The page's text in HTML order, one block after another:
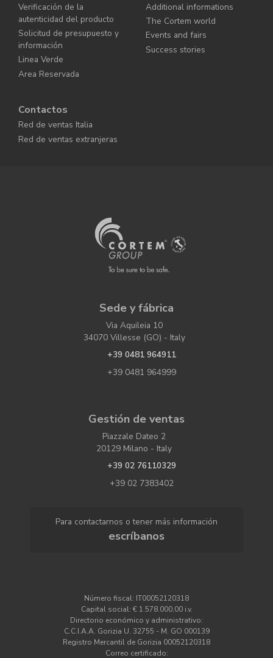
Verificación de la
autenticidad del producto
Solicitud de presupuesto y
información
Linea Verde
Area Reservada
Additional informations
The Cortem world
Events and fairs
Success stories
Contactos
Red de ventas Italia
Red de ventas extranjeras
Sede y fábrica
Via Aquileia 10
34070 Villesse (GO) - Italy
+39 0481 964911
+39 0481 964999
Gestión de ventas
Piazzale Dateo 2
20129 Milano - Italy
+39 02 76110329
+39 02 7383402
Para contactarnos o tener más información
escríbanos
Número fiscal: IT00052120318
Capital social: € 1.578.000,00 i.v.
Directorio económico y administrativo:
C.C.I.A.A. Gorizia U. 32755 - M. GO 000139
Registro Mercantil de Gorizia 00052120318
Correo certificado: